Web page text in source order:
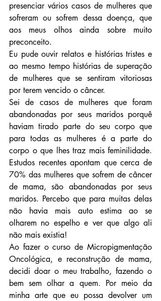
presenciar vários casos de mulheres que
sofreram ou sofrem dessa doença, que
aos meus olhos ainda sobre muito
preconceito.
Eu pude ouvir relatos e histórias tristes e
ao mesmo tempo histórias de superação
de mulheres que se sentiram vitoriosas
por terem vencido o câncer.
Sei de casos de mulheres que foram
abandonadas por seus maridos porquê
haviam tirado parte do seu corpo que
para todas as mulheres é a parte do
corpo o que lhes traz mais feminilidade.
Estudos recentes apontam que cerca de
70% das mulheres que sofrem de câncer
de mama, são abandonadas por seus
maridos. Percebo que para muitas delas
não havia mais auto estima ao se
olharem no espelho e ver que algo ali
não mais existia!
Ao fazer o curso de Micropigmentação
Oncológica, e reconstrução de mama,
decidi doar o meu trabalho, fazendo o
bem sem olhar a quem. Por meio da
minha arte que eu possa devolver um